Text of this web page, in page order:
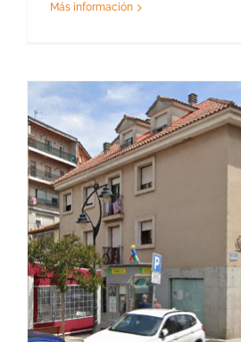
Más información